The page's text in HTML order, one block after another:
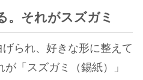
。それがスズガミ
られ、好きな形に整えて
「スズガミ（錫紙）」